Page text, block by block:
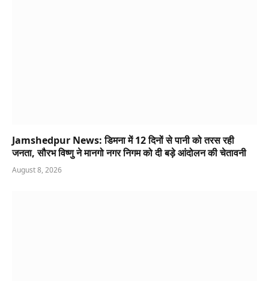
Jamshedpur News: डिमना में 12 दिनों से पानी को तरस रही
जनता, सौरभ विष्णु ने मानगो नगर निगम को दी बड़े आंदोलन की चेतावनी
August 8, 2026